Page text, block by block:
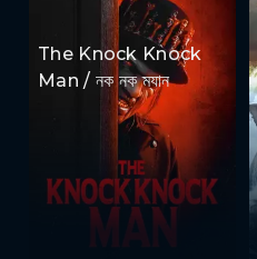
The Knock Knock
Man / নক নক ম্যান